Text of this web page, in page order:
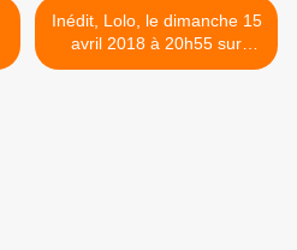
Inédit, Lolo, le dimanche 15
avril 2018 à 20h55 sur
France 2 >